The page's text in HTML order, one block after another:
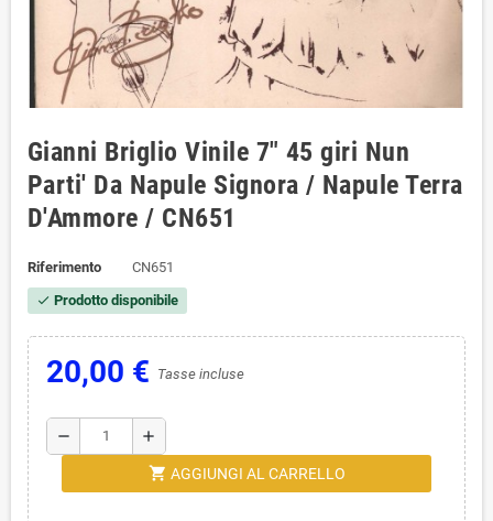
Gianni Briglio Vinile 7" 45 giri Nun
Parti' Da Napule Signora / Napule Terra
D'Ammore / CN651
Riferimento CN651
check Prodotto disponibile
20,00 € Tasse incluse
remove add
shopping_cart AGGIUNGI AL CARRELLO